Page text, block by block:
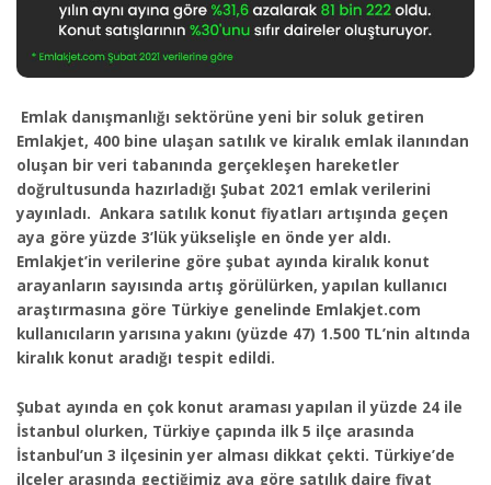
Emlak danışmanlığı sektörüne yeni bir soluk getiren
Emlakjet, 400 bine ulaşan satılık ve kiralık emlak ilanından
oluşan bir veri tabanında gerçekleşen hareketler
doğrultusunda hazırladığı Şubat 2021 emlak verilerini
yayınladı. Ankara satılık konut fiyatları artışında geçen
aya göre yüzde 3’lük yükselişle en önde yer aldı.
Emlakjet’in verilerine göre şubat ayında kiralık konut
arayanların sayısında artış görülürken, yapılan kullanıcı
araştırmasına göre Türkiye genelinde Emlakjet.com
kullanıcıların yarısına yakını (yüzde 47) 1.500 TL’nin altında
kiralık konut aradığı tespit edildi.
Şubat ayında en çok konut araması yapılan il yüzde 24 ile
İstanbul olurken, Türkiye çapında ilk 5 ilçe arasında
İstanbul’un 3 ilçesinin yer alması dikkat çekti. Türkiye’de
ilçeler arasında geçtiğimiz aya göre satılık daire fiyat